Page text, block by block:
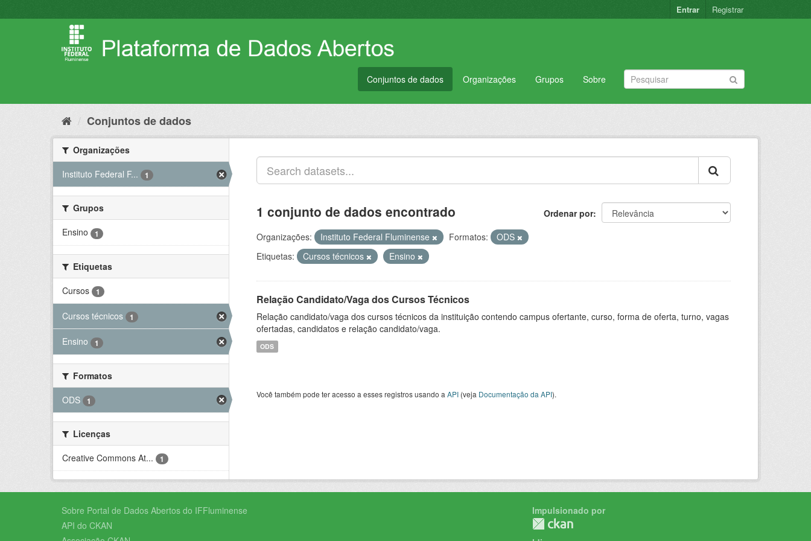
para
Entrar Registrar
Conjuntos de dados Organizações Grupos Sobre
Conjuntos de dados
Organizações
Instituto Federal F...
1
Grupos
Ensino
1
Etiquetas
Cursos
1
Cursos técnicos 1
Ensino 1
Formatos
ODS
1
Licenças
Creative Commons At...
1
Ordenar por
1 conjunto de dados encontrado
Organizações: Instituto Federal Fluminense Formatos:
ODS
Etiquetas:
Cursos técnicos Ensino
Relação Candidato/Vaga dos Cursos Técnicos
Relação candidato/vaga dos cursos técnicos da instituição contendo campus ofertante, curso, forma de oferta, turno, vagas
ofertadas, candidatos e relação candidato/vaga.
ODS
Você também pode ter acesso a esses registros usando a API (veja Documentação da API).
Sobre Portal de Dados Abertos do IFFluminense
API do CKAN
Impulsionado por